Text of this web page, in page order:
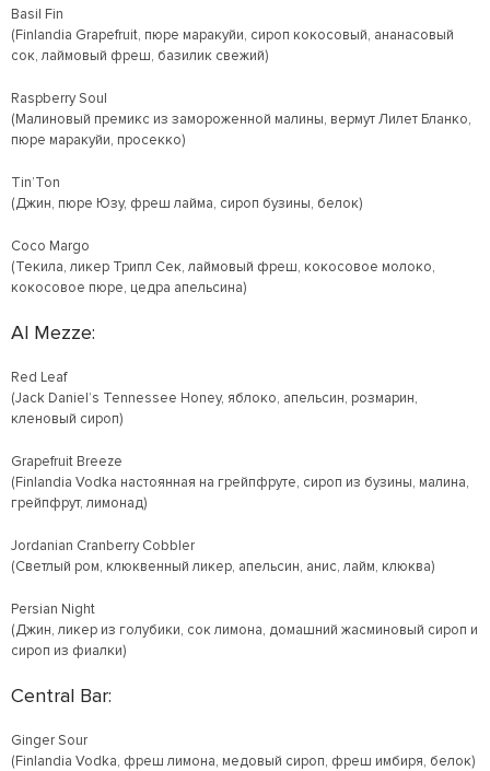
Basil Fin
(Finlandia Grapefruit, пюре маракуйи, сироп кокосовый, ананасовый
сок, лаймовый фреш, базилик свежий)
Raspberry Soul
(Малиновый премикс из замороженной малины, вермут Лилет Бланко,
пюре маракуйи, просекко)
Tin’Ton
(Джин, пюре Юзу, фреш лайма, сироп бузины, белок)
Coco Margo
(Текила, ликер Трипл Сек, лаймовый фреш, кокосовое молоко,
кокосовое пюре, цедра апельсина)
Al Mezze:
Red Leaf
(Jack Daniel’s Tennessee Honey, яблоко, апельсин, розмарин,
кленовый сироп)
Grapefruit Breeze
(Finlandia Vodka настоянная на грейпфруте, сироп из бузины, малина,
грейпфрут, лимонад)
Jordanian Cranberry Cobbler
(Светлый ром, клюквенный ликер, апельсин, анис, лайм, клюква)
Persian Night
(Джин, ликер из голубики, сок лимона, домашний жасминовый сироп и
сироп из фиалки)
Central Bar:
Ginger Sour
(Finlandia Vodka, фреш лимона, медовый сироп, фреш имбиря, белок)